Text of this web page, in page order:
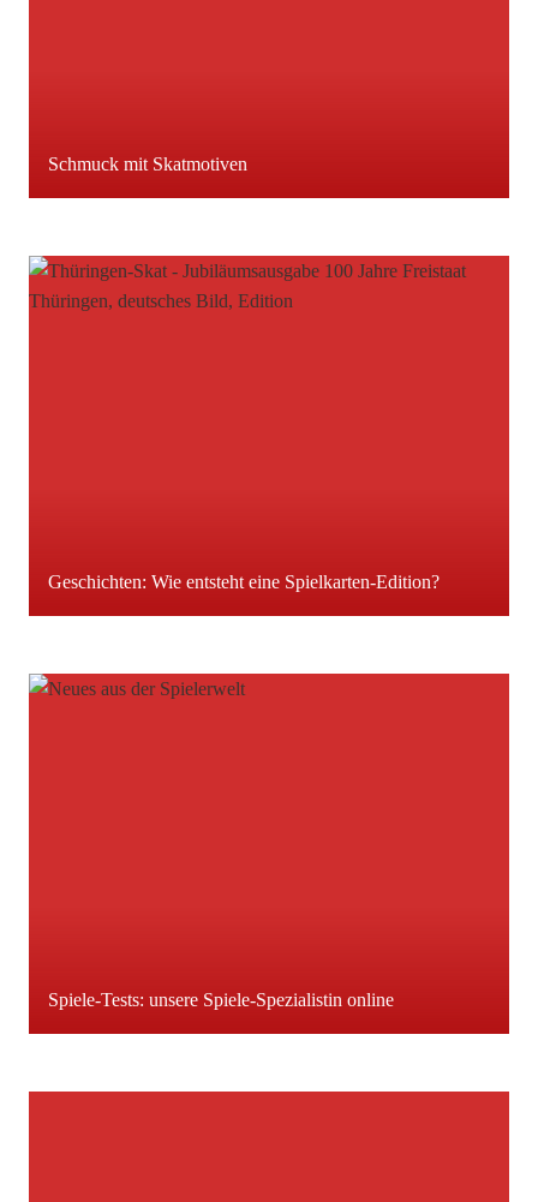
Schmuck mit Skatmotiven
Geschichten: Wie entsteht eine Spielkarten-Edition?
Spiele-Tests: unsere Spiele-Spezialistin online